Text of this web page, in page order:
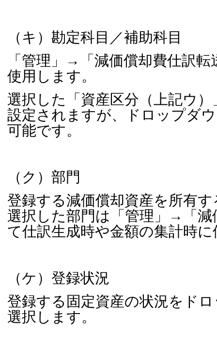
（キ）勘定科目／補助科目
「管理」→「減価償却費仕訳
使用します。
選択した「資産区分（上記ウ
設定されますが、ドロップダ
可能です。
（ク）部門
登録する減価償却資産を所有
選択した部門は「管理」→「減
て仕訳生成時や金額の集計時
（ケ）登録状況
登録する固定資産の状況をド
選択します。